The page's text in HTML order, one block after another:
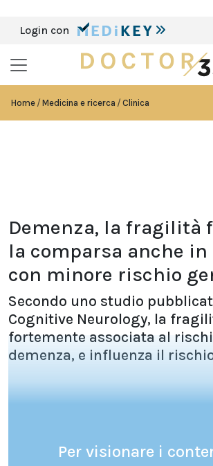
Login con
Home Medicina e ricerca Clinica
Demenza, la fragilità
la comparsa anche in
con minore rischio
Secondo uno studio
Cognitive Neurology, la
fortemente associata al
demenza, e influenza il
Per visionare i